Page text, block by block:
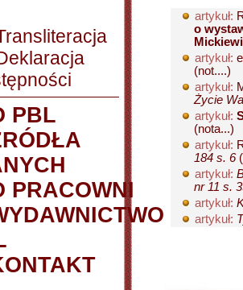
PBL
PRACOWNI
artykuł:
o
artykuł:
(not....)
artykuł:
Życie
artykuł:
(nota...)
artykuł:
184 s. 6
artykuł:
nr 11 s.
artykuł:
artykuł: